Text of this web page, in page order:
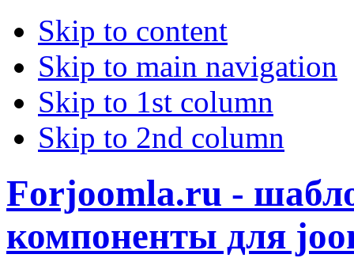
Skip to content
Skip to main navigation
Skip to 1st column
Skip to 2nd column
Forjoomla.ru -
компоненты для